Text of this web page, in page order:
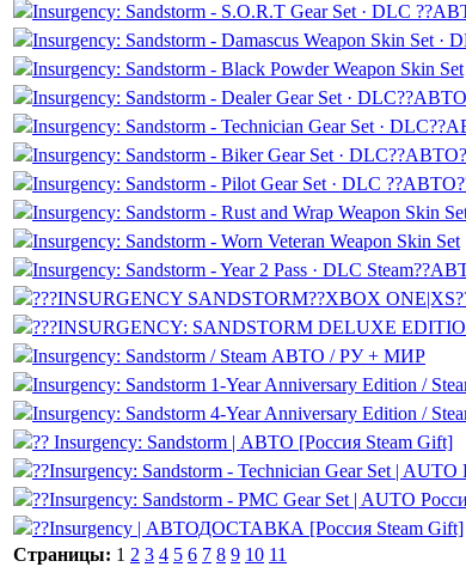
Insurgency: Sandstorm - S.O.R.T Gear Set · DLC
Insurgency: Sandstorm - Damascus Weapon Skin Set ·
Insurgency: Sandstorm - Black Powder Weapon Skin Set
Insurgency: Sandstorm - Dealer Gear Set ·
Insurgency: Sandstorm - Technician Gear Set ·
Insurgency: Sandstorm - Biker Gear Set ·
Insurgency: Sandstorm - Pilot Gear Set · DLC
Insurgency: Sandstorm - Rust and Wrap Weapon Skin
Insurgency: Sandstorm - Worn Veteran Weapon Skin Set
Insurgency: Sandstorm - Year 2 Pass · DLC
???INSURGENCY SANDSTORM??XBOX
???INSURGENCY: SANDSTORM DELUXE
Insurgency: Sandstorm / Steam АВТО / РУ + МИР
Insurgency: Sandstorm 1-Year Anniversary Edition /
Insurgency: Sandstorm 4-Year Anniversary Edition /
?? Insurgency: Sandstorm | АВТО [Россия Steam Gift]
??Insurgency: Sandstorm - Technician Gear Set | AUTO
??Insurgency: Sandstorm - PMC Gear Set | AUTO
??Insurgency | АВТОДОСТАВКА [Россия Steam Gift]
Страницы: 1 2 3 4 5 6 7 8 9 10 11